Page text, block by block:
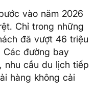
vào năm 2026
Chỉ trong những
đã vượt 46 triệu
Các đường bay
nhu cầu du lịch tiếp
hàng không cải